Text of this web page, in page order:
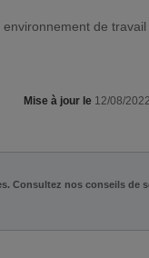
environnement de
Mise à jour le 12/08/2022
Consultez nos conseils de